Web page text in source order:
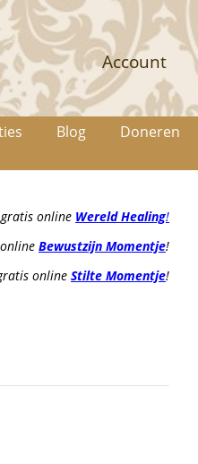
Account
Blog
Doneren
online Wereld Healing!
Bewustzijn Momentje!
online Stilte Momentje!